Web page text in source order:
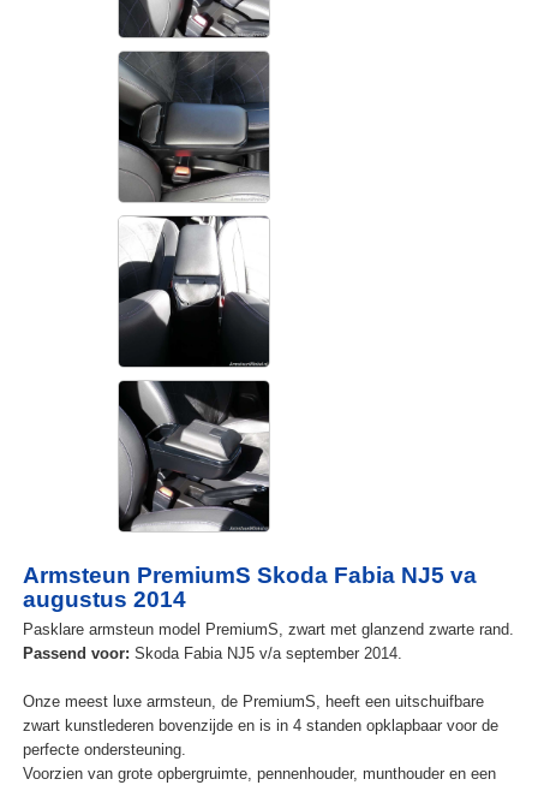
Armsteun PremiumS Skoda Fabia NJ5 va
augustus 2014
Pasklare armsteun model PremiumS, zwart met glanzend zwarte rand.
Passend voor: Skoda Fabia NJ5 v/a september 2014.
Onze meest luxe armsteun, de PremiumS, heeft een uitschuifbare
zwart kunstlederen bovenzijde en is in 4 standen opklapbaar voor de
perfecte ondersteuning.
Voorzien van grote opbergruimte, pennenhouder, munthouder en een